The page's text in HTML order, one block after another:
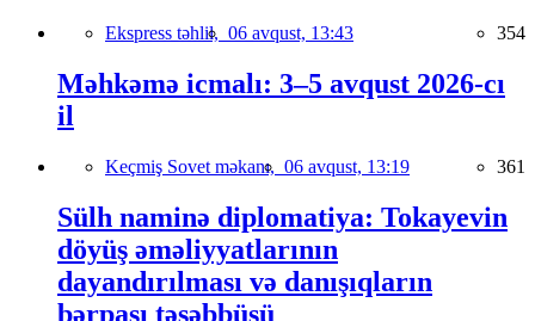
Ekspress təhlil, 06 avqust, 13:43 354
Məhkəmə icmalı: 3–5 avqust 2026-cı
il
Keçmiş Sovet məkanı, 06 avqust, 13:19 361
Sülh naminə diplomatiya: Tokayevin
döyüş əməliyyatlarının
dayandırılması və danışıqların
bərpası təşəbbüsü